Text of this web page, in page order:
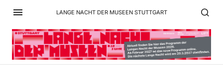
LANGE NACHT DER MUSEEN STUTTGART